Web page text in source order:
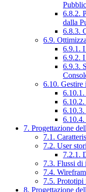
6.8.2.
dalla
6.8.3.
6.9.
6.9.1.
6.9.2.
6.9.3.
6.10. Gestire
6.10.1.
7. Progettazione
7.1.
7.2. User
7.2.1.
7.3. Flussi di
7.4.
7.5. Prototipi
8. Progettazione